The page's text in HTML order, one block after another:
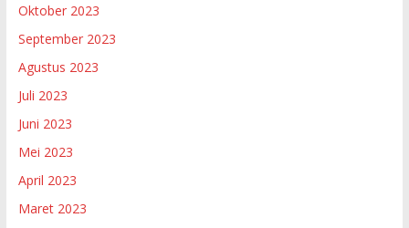
Oktober 2023
September 2023
Agustus 2023
Juli 2023
Juni 2023
Mei 2023
April 2023
Maret 2023